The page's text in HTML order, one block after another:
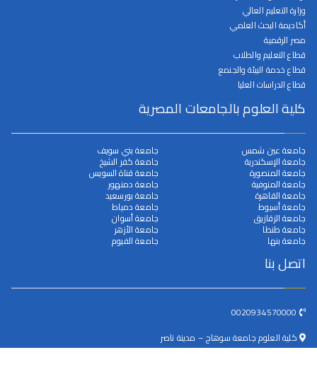
وزارة التعليم العالي
أكاديمة البحث العلمي
مصر الرقمية
قطاع التعليم والطلاب
قطاع خدمة البيئة والجنمع
قطاع الدراسات العليا
كلية العلوم بالجامعات المصرية
جامعة عين شمس
جامعة الإسكندرية
جامعة المنصورة
جامعة المنوفية
جامعة القاهرة
جامعة أسيوط
جامعة الزقازيق
جامعة طنطا
جامعة بنها
جامعة بني سويف
جامعة كفر الشيخ
جامعة قناة السويس
جامعة دمنهور
جامعة بورسعيد
جامعة دمياط
جامعة أسوان
جامعة الأزهر
جامعة الفيوم
اتصل بنا
كلية العلوم جامعة سوهاج – مدينة ناصر